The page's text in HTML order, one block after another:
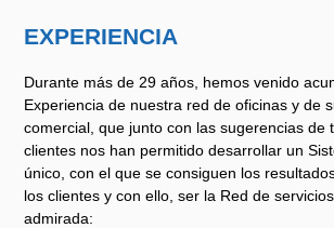
EXPERIENCIA
Durante más de 29 años, hemos venido
Experiencia de nuestra red de oficinas y de
comercial, que junto con las sugerencias de
clientes nos han permitido desarrollar un
único, con el que se consiguen los
los clientes y con ello, ser la Red de
admirada: